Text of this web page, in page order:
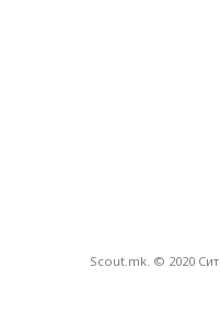
Scout.mk. © 2020